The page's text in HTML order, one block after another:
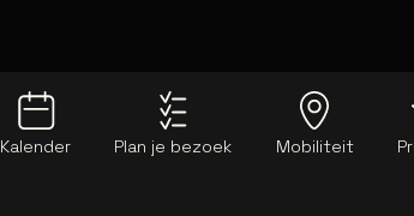
Kalender Plan je bezoek Mobiliteit